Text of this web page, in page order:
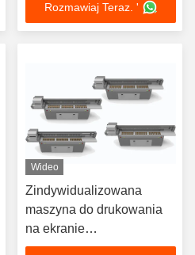
Rozmawiaj Teraz. '
Wideo
Zindywidualizowana
maszyna do drukowania
na ekranie
wielkoformatowej